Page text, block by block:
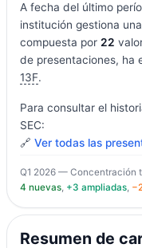
A fecha del último
institución gestiona
compuesta por 22
de presentaciones, ha
13F.
Para consultar el
SEC:
🔗 Ver todas las
Q1 2026 — Concentración
4 nuevas, +3 ampliadas,
Resumen de